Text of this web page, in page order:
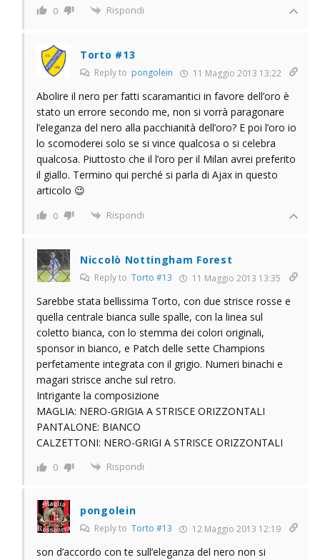
0 Rispondi
Torto #13
Reply to pongolein 11 Maggio 2013 13:22
Abolire il nero per fatti scaramantici in favore dell’oro è
stato un errore secondo me, non si vorrà paragonare
l’eleganza del nero alla pacchianità dell’oro? E poi l’oro io
lo scomoderei solo se si vince qualcosa o si celebra
qualcosa. Piuttosto che il l’oro per il Milan avrei preferito
il giallo. Termino qui perché si parla di Ajax in questo
articolo 😉
0 Rispondi
Niccolò Nottingham Forest
Reply to Torto #13 11 Maggio 2013 13:35
Sarebbe stata bellissima Torto, con due strisce rosse e
quella centrale bianca sulle spalle, con la linea sul
coletto bianca, con lo stemma dei colori originali,
sponsor in bianco, e Patch delle sette Champions
perfetamente integrata con il grigio. Numeri binachi e
magari strisce anche sul retro.
Intrigante la composizione
MAGLIA: NERO-GRIGIA A STRISCE ORIZZONTALI
PANTALONE: BIANCO
CALZETTONI: NERO-GRIGI A STRISCE ORIZZONTALI
0 Rispondi
pongolein
Reply to Torto #13 12 Maggio 2013 12:19
son d’accordo con te sull’eleganza del nero non si